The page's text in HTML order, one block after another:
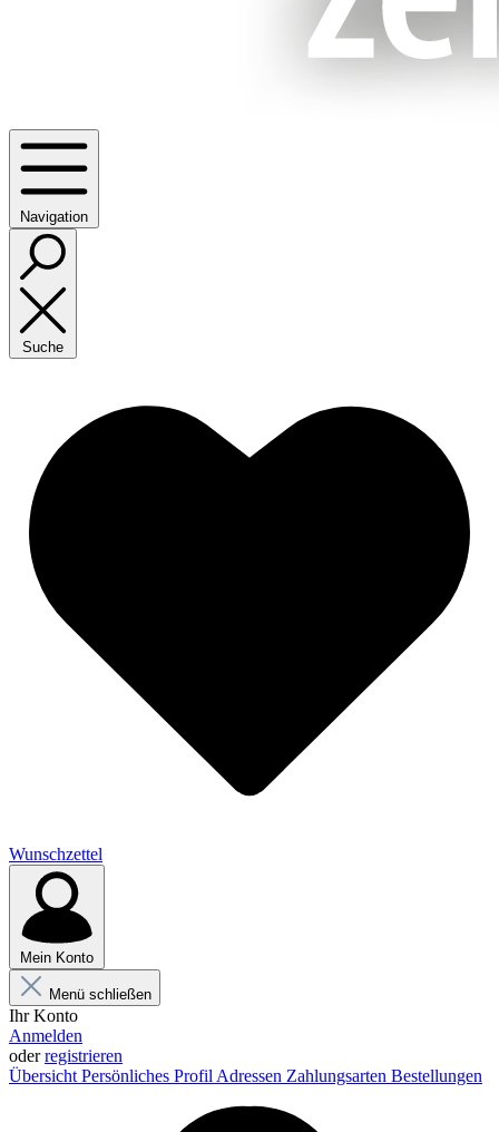
Navigation
Suche
Wunschzettel
Mein Konto
Menü schließen
Ihr Konto
Anmelden
oderregistrieren
Übersicht Persönliches Profil Adressen Zahlungsarten Bestellungen